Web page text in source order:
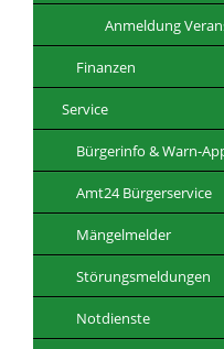
Anmeldung
Finanzen
Service
Bürgerinfo & Warn-
Amt24 Bürgerservice
Mängelmelder
Störungsmeldungen
Notdienste